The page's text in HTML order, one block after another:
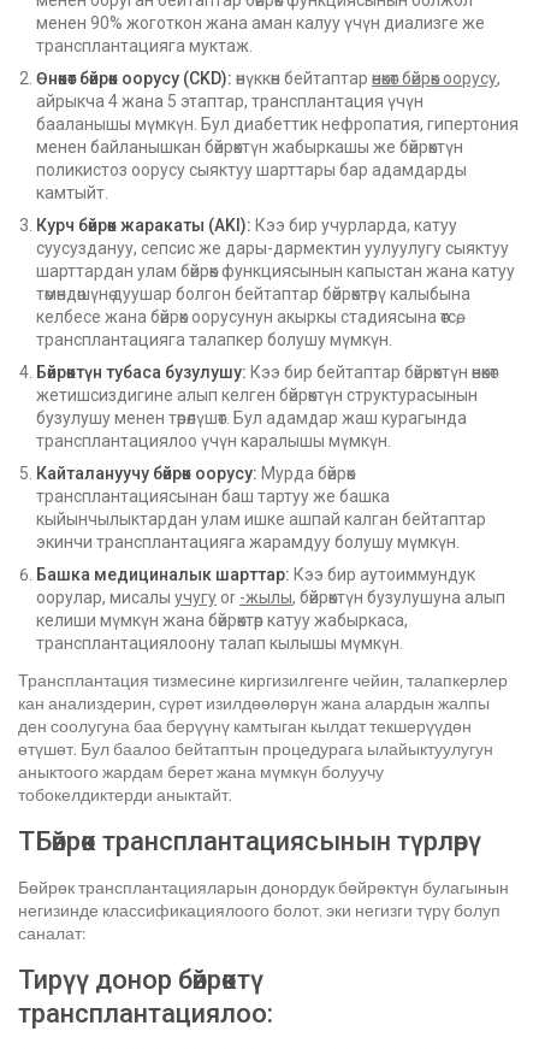
менен 90% жоготкон жана аман калуу үчүн диализге же
трансплантацияга муктаж.
Өнөкөт бөйрөк оорусу (CKD): өнүккөн бейтаптар өнөкөт бөйрөк оорусу,
айрыкча 4 жана 5 этаптар, трансплантация үчүн
бааланышы мүмкүн. Бул диабеттик нефропатия, гипертония
менен байланышкан бөйрөктүн жабыркашы же бөйрөктүн
поликистоз оорусу сыяктуу шарттары бар адамдарды
камтыйт.
Курч бөйрөк жаракаты (AKI): Кээ бир учурларда, катуу
суусуздануу, сепсис же дары-дармектин уулуулугу сыяктуу
шарттардан улам бөйрөк функциясынын капыстан жана катуу
төмөндөшүнө дуушар болгон бейтаптар бөйрөктөрү калыбына
келбесе жана бөйрөк оорусунун акыркы стадиясына өтсө,
трансплантацияга талапкер болушу мүмкүн.
Бөйрөктүн тубаса бузулушу: Кээ бир бейтаптар бөйрөктүн өнөкөт
жетишсиздигине алып келген бөйрөктүн структурасынын
бузулушу менен төрөлүшөт. Бул адамдар жаш курагында
трансплантациялоо үчүн каралышы мүмкүн.
Кайталануучу бөйрөк оорусу: Мурда бөйрөк
трансплантациясынан баш тартуу же башка
кыйынчылыктардан улам ишке ашпай калган бейтаптар
экинчи трансплантацияга жарамдуу болушу мүмкүн.
Башка медициналык шарттар: Кээ бир аутоиммундук
оорулар, мисалы учугу or -жылы, бөйрөктүн бузулушуна алып
келиши мүмкүн жана бөйрөктөр катуу жабыркаса,
трансплантациялоону талап кылышы мүмкүн.
Трансплантация тизмесине киргизилгенге чейин, талапкерлер
кан анализдерин, сүрөт изилдөөлөрүн жана алардын жалпы
ден соолугуна баа берүүнү камтыган кылдат текшерүүдөн
өтүшөт. Бул баалоо бейтаптын процедурага ылайыктуулугун
аныктоого жардам берет жана мүмкүн болуучу
тобокелдиктерди аныктайт.
T Бөйрөк трансплантациясынын түрлөрү
Бөйрөк трансплантацияларын донордук бөйрөктүн булагынын
негизинде классификациялоого болот. эки негизги түрү болуп
саналат:
Тирүү донор бөйрөктү
трансплантациялоо: